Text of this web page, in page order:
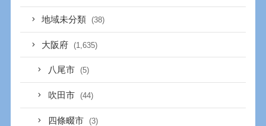
地域未分類 (38)
大阪府 (1,635)
八尾市 (5)
吹田市 (44)
四條畷市 (3)